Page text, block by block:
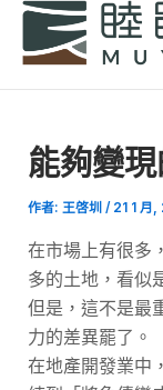
能夠變
作者: 王啓圳 / 21 1 月
在市場上有很多
多的土地，看似
但是，這不是最
力的差異罷了。
在地產開發業中
Post
navigation